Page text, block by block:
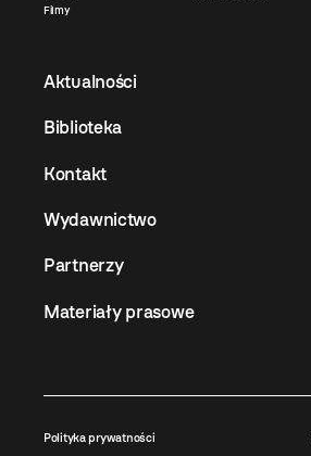
Filmy
Aktualności
Biblioteka
Kontakt
Wydawnictwo
Partnerzy
Materiały prasowe
Polityka prywatności